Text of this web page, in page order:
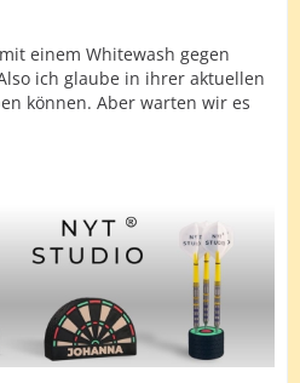
einem Whitewash gegen
ich glaube in ihrer aktuellen
können. Aber warten wir es